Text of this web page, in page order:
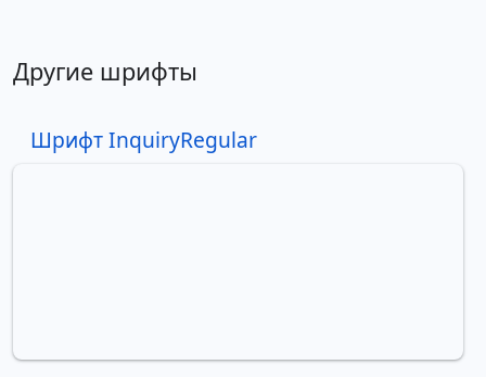
Другие шрифты
Шрифт InquiryRegular